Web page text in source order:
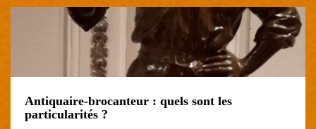
Antiquaire-brocanteur : quels sont les
particularités ?